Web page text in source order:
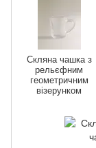
Скляна чашка з
рельєфним
геометричним
візерунком